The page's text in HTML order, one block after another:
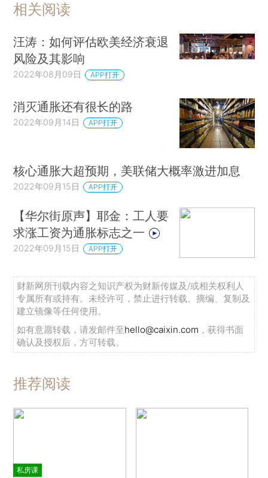
相关阅读
汪涛：如何评估欧美经济衰退
风险及其影响
2022年08月09日 APP打开
消灭通胀还有很长的路
2022年09月14日 APP打开
核心通胀大超预期，美联储大概率激进加息
2022年09月15日 APP打开
【华尔街原声】耶金：工人要
求涨工资为通胀标志之一
2022年09月15日 APP打开
财新网所刊载内容之知识产权为财新传媒及/或相关权利人
专属所有或持有。未经许可，禁止进行转载、摘编、复制及
建立镜像等任何使用。
如有意愿转载，请发邮件至hello@caixin.com ，获得书面
确认及授权后，方可转载。
推荐阅读
私房课